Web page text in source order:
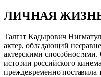
ЛИЧНАЯ
Талгат Кадырович
актер, обладающий
актерскими
истории российского
преждевременно поставила